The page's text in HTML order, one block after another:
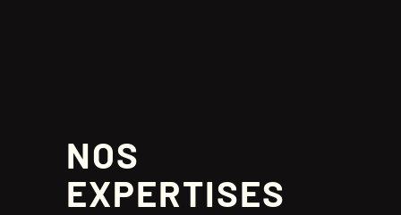
NOS
EXPERTISES